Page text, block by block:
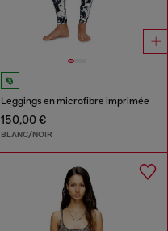
Leggings en microfibre imprimée
150,00 €
BLANC/NOIR